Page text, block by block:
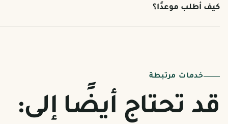
كيف أطلب موعدًا؟
خدمات مرتبطة
قد تحتاج أيضًا إلى: